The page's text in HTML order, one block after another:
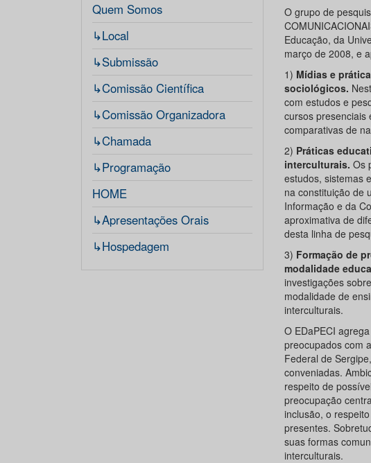
Quem Somos
↳Local
↳Submissão
↳Comissão Científica
↳Comissão Organizadora
↳Chamada
↳Programação
HOME
↳Apresentações Orais
↳Hospedagem
O grupo de
Educação, da
março de 2008, e
1) Mídias e
sociológicos.
com estudos e
cursos presenciais
comparativas de
2) Práticas
interculturais. Os
estudos, sistemas
na constituição de
Informação e da
aproximativa de
desta linha de
3) Formação de
modalidade
investigações
modalidade de
interculturais.
O EDaPECI
preocupados com
Federal de
conveniadas.
respeito de
preocupação
inclusão, o
presentes.
suas formas
interculturais.